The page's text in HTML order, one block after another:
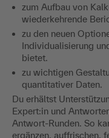
zum Aufbau von
wiederkehrende
zu den neuen
Individualisierung
bietet.
zu wichtigen
quantitativer Daten.
Du erhältst
Expert:in und
Antwort-Runden. So
ergänzen, auffrischen,